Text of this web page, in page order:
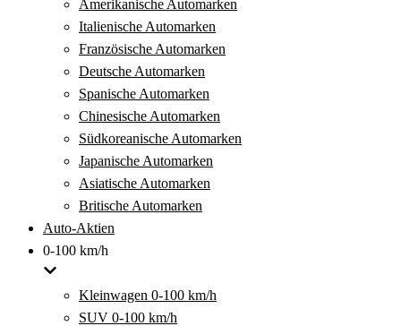
Amerikanische Automarken
Italienische Automarken
Französische Automarken
Deutsche Automarken
Spanische Automarken
Chinesische Automarken
Südkoreanische Automarken
Japanische Automarken
Asiatische Automarken
Britische Automarken
Auto-Aktien
0-100 km/h
Kleinwagen 0-100 km/h
SUV 0-100 km/h